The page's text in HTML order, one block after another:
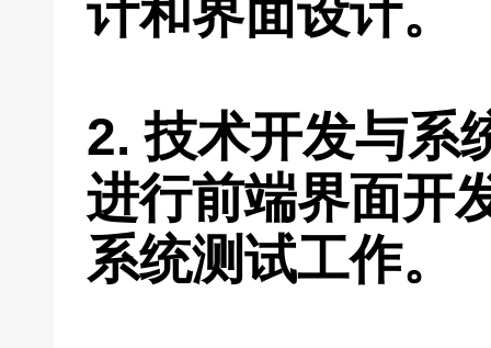
计和界面设计。
2. 技术开发与系
进行前端界面开
系统测试工作。